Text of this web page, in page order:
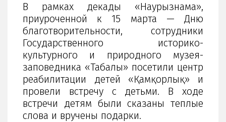
В рамках декады «Наурызнама»,
приуроченной к 15 марта — Дню
благотворительности, сотрудники
Государственного историко-
культурного и природного музея-
заповедника «Таңбалы» посетили центр
реабилитации детей «Қамқорлық» и
провели встречу с детьми. В ходе
встречи детям были сказаны теплые
слова и вручены подарки.